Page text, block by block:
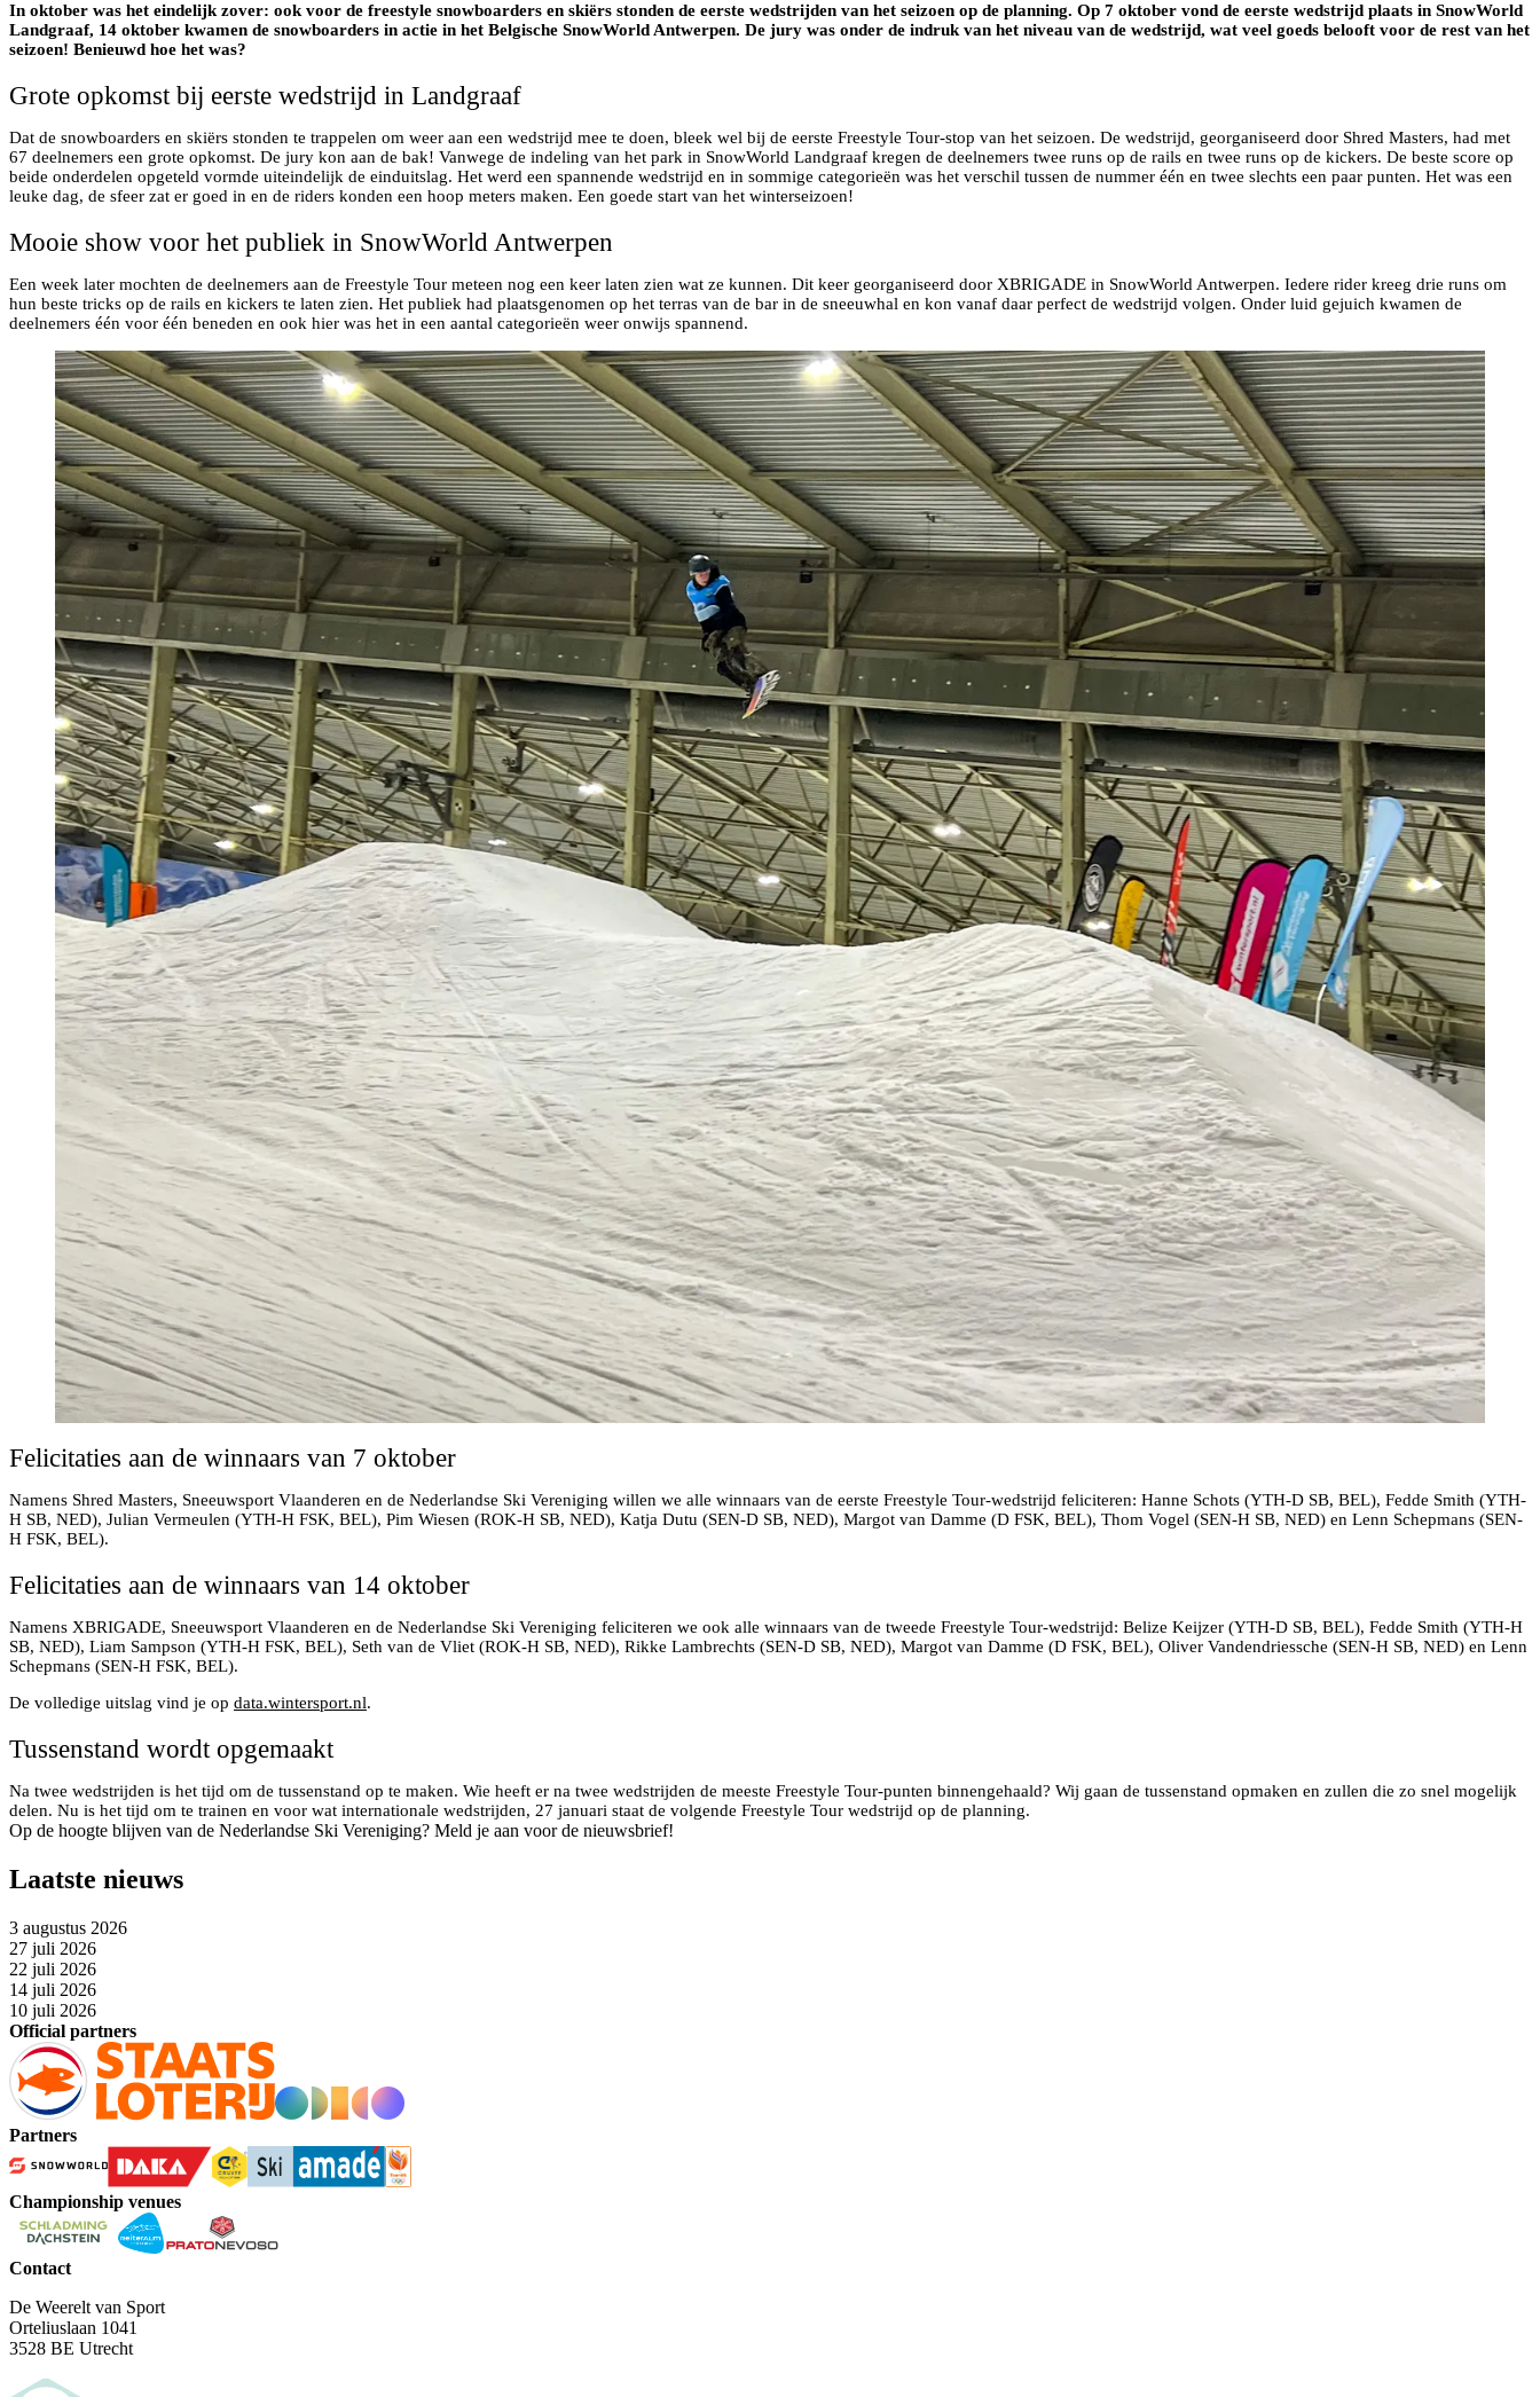
In oktober was het eindelijk zover: ook voor de freestyle snowboarders en skiërs stonden de eerste wedstrijden van het seizoen op de planning. Op 7 oktober vond de eerste wedstrijd plaats in SnowWorld
Landgraaf, 14 oktober kwamen de snowboarders in actie in het Belgische SnowWorld Antwerpen. De jury was onder de indruk van het niveau van de wedstrijd, wat veel goeds belooft voor de rest van het
seizoen! Benieuwd hoe het was?
Grote opkomst bij eerste wedstrijd in Landgraaf
Dat de snowboarders en skiërs stonden te trappelen om weer aan een wedstrijd mee te doen, bleek wel bij de eerste Freestyle Tour-stop van het seizoen. De wedstrijd, georganiseerd door Shred Masters, had met
67 deelnemers een grote opkomst. De jury kon aan de bak! Vanwege de indeling van het park in SnowWorld Landgraaf kregen de deelnemers twee runs op de rails en twee runs op de kickers. De beste score op
beide onderdelen opgeteld vormde uiteindelijk de einduitslag. Het werd een spannende wedstrijd en in sommige categorieën was het verschil tussen de nummer één en twee slechts een paar punten. Het was een
leuke dag, de sfeer zat er goed in en de riders konden een hoop meters maken. Een goede start van het winterseizoen!
Mooie show voor het publiek in SnowWorld Antwerpen
Een week later mochten de deelnemers aan de Freestyle Tour meteen nog een keer laten zien wat ze kunnen. Dit keer georganiseerd door XBRIGADE in SnowWorld Antwerpen. Iedere rider kreeg drie runs om
hun beste tricks op de rails en kickers te laten zien. Het publiek had plaatsgenomen op het terras van de bar in de sneeuwhal en kon vanaf daar perfect de wedstrijd volgen. Onder luid gejuich kwamen de
deelnemers één voor één beneden en ook hier was het in een aantal categorieën weer onwijs spannend.
Felicitaties aan de winnaars van 7 oktober
Namens Shred Masters, Sneeuwsport Vlaanderen en de Nederlandse Ski Vereniging willen we alle winnaars van de eerste Freestyle Tour-wedstrijd feliciteren: Hanne Schots (YTH-D SB, BEL), Fedde Smith (YTH-
H SB, NED), Julian Vermeulen (YTH-H FSK, BEL), Pim Wiesen (ROK-H SB, NED), Katja Dutu (SEN-D SB, NED), Margot van Damme (D FSK, BEL), Thom Vogel (SEN-H SB, NED) en Lenn Schepmans (SEN-
H FSK, BEL).
Felicitaties aan de winnaars van 14 oktober
Namens XBRIGADE, Sneeuwsport Vlaanderen en de Nederlandse Ski Vereniging feliciteren we ook alle winnaars van de tweede Freestyle Tour-wedstrijd: Belize Keijzer (YTH-D SB, BEL), Fedde Smith (YTH-H
SB, NED), Liam Sampson (YTH-H FSK, BEL), Seth van de Vliet (ROK-H SB, NED), Rikke Lambrechts (SEN-D SB, NED), Margot van Damme (D FSK, BEL), Oliver Vandendriessche (SEN-H SB, NED) en Lenn
Schepmans (SEN-H FSK, BEL).
De volledige uitslag vind je op data.wintersport.nl.
Tussenstand wordt opgemaakt
Na twee wedstrijden is het tijd om de tussenstand op te maken. Wie heeft er na twee wedstrijden de meeste Freestyle Tour-punten binnengehaald? Wij gaan de tussenstand opmaken en zullen die zo snel mogelijk
delen. Nu is het tijd om te trainen en voor wat internationale wedstrijden, 27 januari staat de volgende Freestyle Tour wedstrijd op de planning.
Op de hoogte blijven van de Nederlandse Ski Vereniging? Meld je aan voor de nieuwsbrief!
Laatste nieuws
3 augustus 2026
27 juli 2026
22 juli 2026
14 juli 2026
10 juli 2026
Official partners
Partners
Championship venues
Contact
De Weerelt van Sport
Orteliuslaan 1041
3528 BE Utrecht